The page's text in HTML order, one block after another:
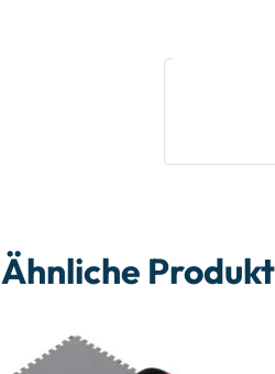
Ähnliche